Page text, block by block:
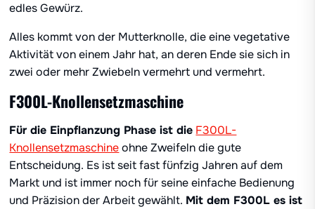
edles Gewürz.
Alles kommt von der Mutterknolle, die eine vegetative
Aktivität von einem Jahr hat, an deren Ende sie sich in
zwei oder mehr Zwiebeln vermehrt und vermehrt.
F300L-Knollensetzmaschine
Für die Einpflanzung Phase ist die F300L-
Knollensetzmaschineohne Zweifeln die gute
Entscheidung. Es ist seit fast fünfzig Jahren auf dem
Markt und ist immer noch für seine einfache Bedienung
und Präzision der Arbeit gewählt. Mit dem F300L es ist